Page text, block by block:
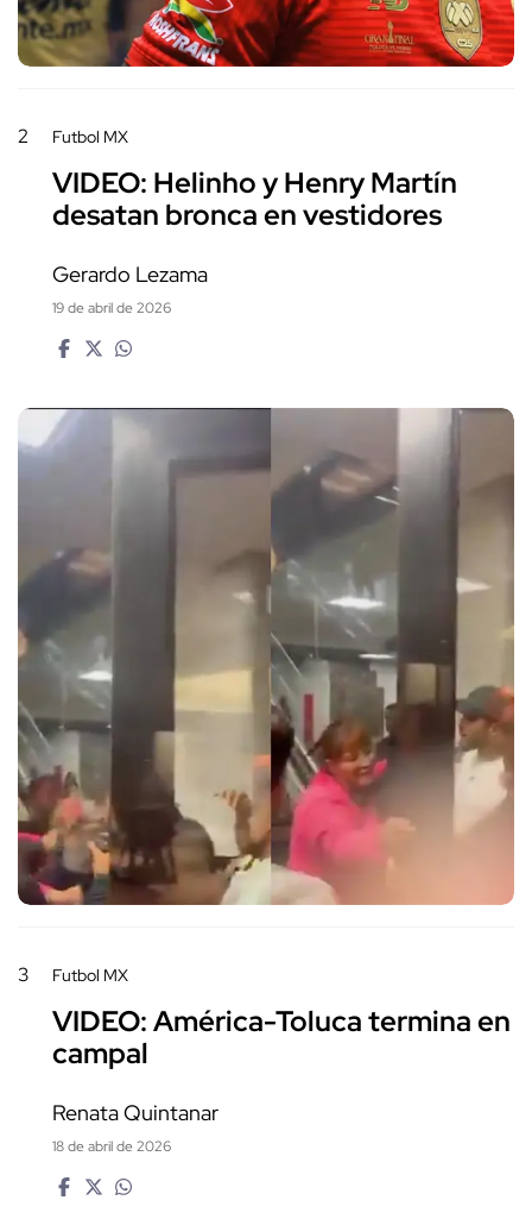
2 Futbol MX
VIDEO: Helinho y Henry Martín
desatan bronca en vestidores
Gerardo Lezama
19 de abril de 2026
3 Futbol MX
VIDEO: América-Toluca termina en
campal
Renata Quintanar
18 de abril de 2026